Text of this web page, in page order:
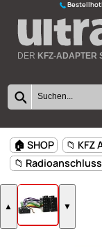
🏠 SHOP
📁
📁
▲ ▼